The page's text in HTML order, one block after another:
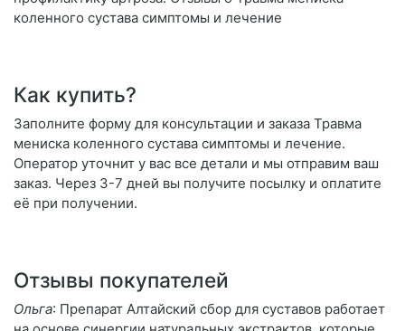
коленного сустава симптомы и лечение
Как купить?
Заполните форму для консультации и заказа Травма
мениска коленного сустава симптомы и лечение.
Оператор уточнит у вас все детали и мы отправим ваш
заказ. Через 3-7 дней вы получите посылку и оплатите
её при получении.
Отзывы покупателей
Ольга: Препарат Алтайский сбор для суставов работает